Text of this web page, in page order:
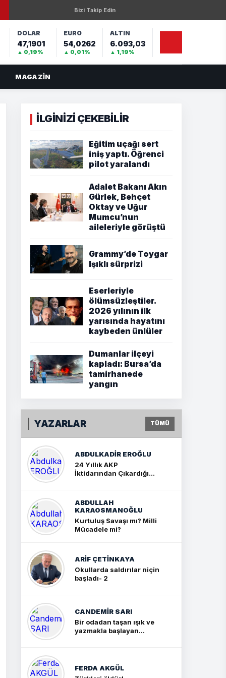
Bizi Takip Edin
DOLAR
47,1901
▲ 0,19%
EURO
54,0262
▲ 0,01%
ALTIN
6.093,03
▲ 1,19%
MAGAZIN
İLGİNİZİ ÇEKEBİLİR
Eğitim uçağı sert
iniş yaptı. Öğrenci
pilot yaralandı
Adalet Bakanı Akın
Gürlek, Behçet
Oktay ve Uğur
Mumcu’nun
aileleriyle görüştü
Grammy’de Toygar
Işıklı sürprizi
Eserleriyle
ölümsüzleştiler.
2026 yılının ilk
yarısında hayatını
kaybeden ünlüler
Dumanlar ilçeyi
kapladı: Bursa’da
tamirhanede
yangın
YAZARLAR TÜMÜ
ABDULKADIR EROĞLU
24 Yıllık AKP
İktidarından Çıkardığım
ABDULLAH
KARAOSMANOĞLU
Kurtuluş Savaşı mı? Milli
Mücadele mi?
ARIF ÇETİNKAYA
Okullarda saldırılar niçin
başladı- 2
CANDEMIR SARI
Bir odadan taşan ışık ve
yazmakla başlayan
FERDA AKGÜL